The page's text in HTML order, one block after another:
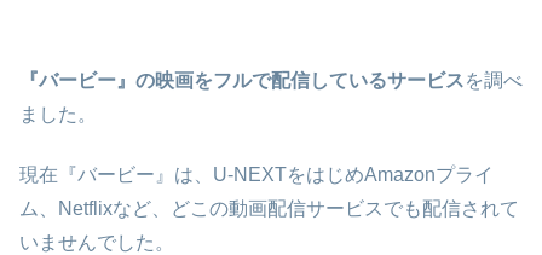
『バービー』の映画をフルで配信しているサービスを調べ
ました。
現在『バービー』は、U-NEXTをはじめAmazonプライ
ム、Netflixなど、どこの動画配信サービスでも配信されて
いませんでした。